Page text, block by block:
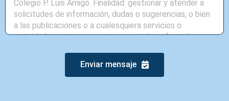
Enviar mensaje